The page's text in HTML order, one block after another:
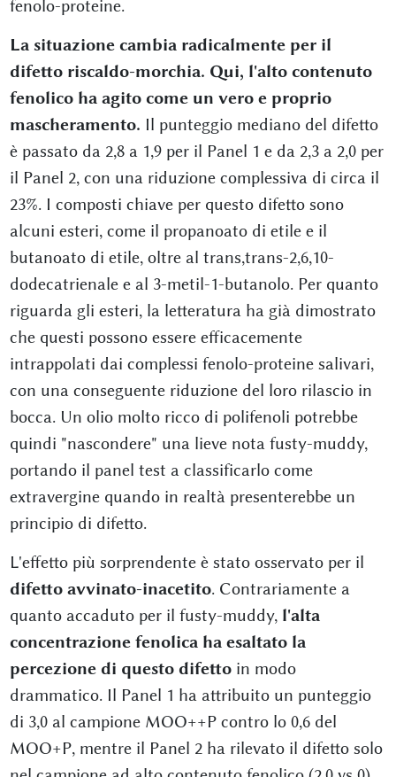
fenolo-proteine.
La situazione cambia radicalmente per il
difetto riscaldo-morchia. Qui, l'alto contenuto
fenolico ha agito come un vero e proprio
mascheramento. Il punteggio mediano del difetto
è passato da 2,8 a 1,9 per il Panel 1 e da 2,3 a 2,0 per
il Panel 2, con una riduzione complessiva di circa il
23%. I composti chiave per questo difetto sono
alcuni esteri, come il propanoato di etile e il
butanoato di etile, oltre al trans,trans-2,6,10-
dodecatrienale e al 3-metil-1-butanolo. Per quanto
riguarda gli esteri, la letteratura ha già dimostrato
che questi possono essere efficacemente
intrappolati dai complessi fenolo-proteine salivari,
con una conseguente riduzione del loro rilascio in
bocca. Un olio molto ricco di polifenoli potrebbe
quindi "nascondere" una lieve nota fusty-muddy,
portando il panel test a classificarlo come
extravergine quando in realtà presenterebbe un
principio di difetto.
L'effetto più sorprendente è stato osservato per il
difetto avvinato-inacetito. Contrariamente a
quanto accaduto per il fusty-muddy, l'alta
concentrazione fenolica ha esaltato la
percezione di questo difetto in modo
drammatico. Il Panel 1 ha attribuito un punteggio
di 3,0 al campione MOO++P contro lo 0,6 del
MOO+P, mentre il Panel 2 ha rilevato il difetto solo